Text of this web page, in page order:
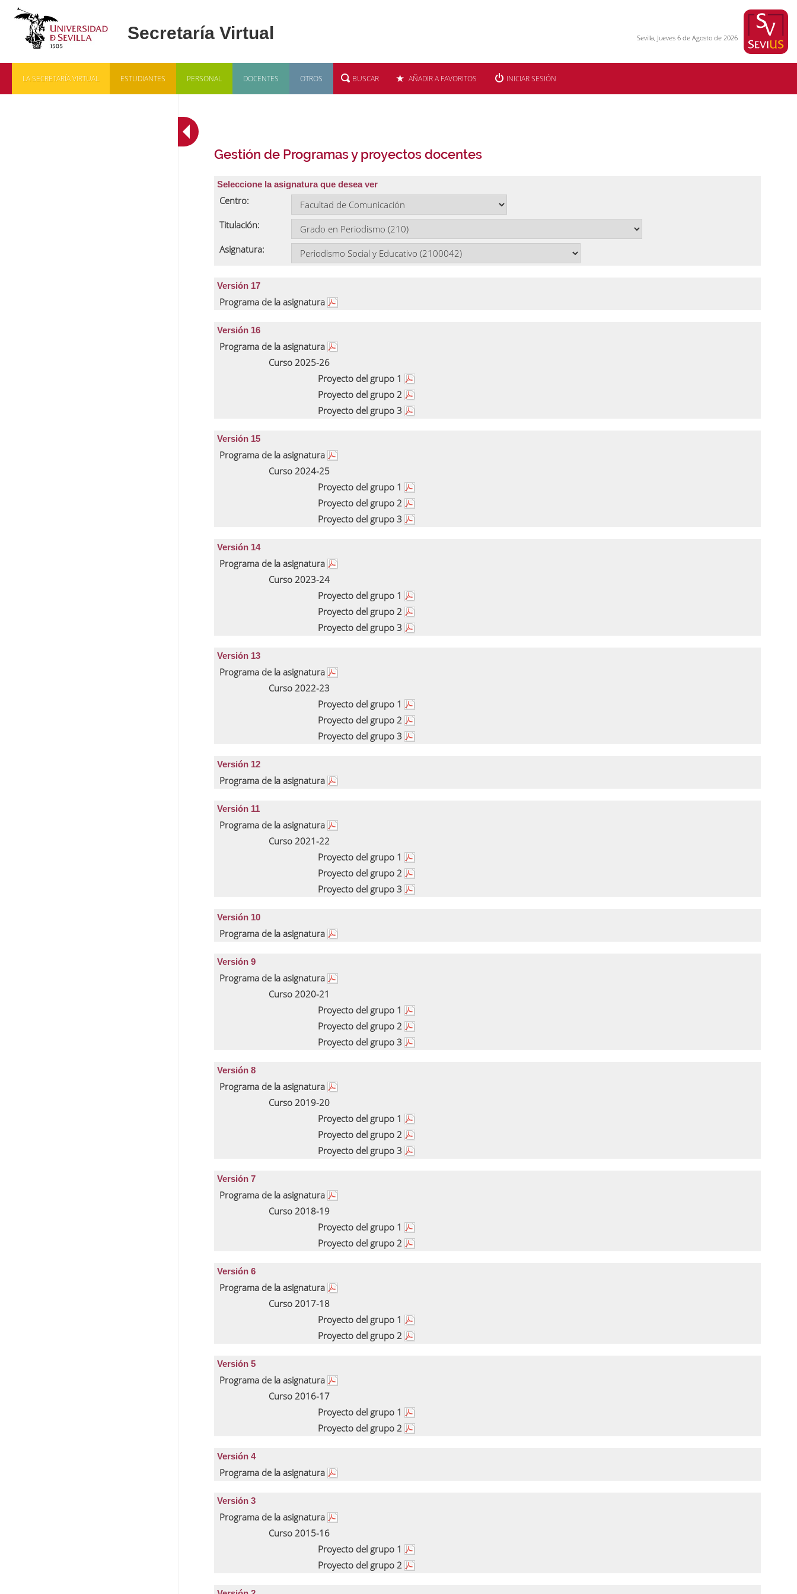
Sevilla, Jueves 6 de Agosto de 2026
LA SECRETARÍA VIRTUAL ESTUDIANTES PERSONAL DOCENTES OTROS BUSCAR AÑADIR A FAVORITOS INICIAR SESIÓN
Gestión de Programas y proyectos docentes
Seleccione la asignatura que desea ver
Centro:
Titulación:
Asignatura:
Versión 17
Programa de la asignatura
Versión 16
Programa de la asignatura
Curso 2025-26
Proyecto del grupo 1
Proyecto del grupo 2
Proyecto del grupo 3
Versión 15
Programa de la asignatura
Curso 2024-25
Proyecto del grupo 1
Proyecto del grupo 2
Proyecto del grupo 3
Versión 14
Programa de la asignatura
Curso 2023-24
Proyecto del grupo 1
Proyecto del grupo 2
Proyecto del grupo 3
Versión 13
Programa de la asignatura
Curso 2022-23
Proyecto del grupo 1
Proyecto del grupo 2
Proyecto del grupo 3
Versión 12
Programa de la asignatura
Versión 11
Programa de la asignatura
Curso 2021-22
Proyecto del grupo 1
Proyecto del grupo 2
Proyecto del grupo 3
Versión 10
Programa de la asignatura
Versión 9
Programa de la asignatura
Curso 2020-21
Proyecto del grupo 1
Proyecto del grupo 2
Proyecto del grupo 3
Versión 8
Programa de la asignatura
Curso 2019-20
Proyecto del grupo 1
Proyecto del grupo 2
Proyecto del grupo 3
Versión 7
Programa de la asignatura
Curso 2018-19
Proyecto del grupo 1
Proyecto del grupo 2
Versión 6
Programa de la asignatura
Curso 2017-18
Proyecto del grupo 1
Proyecto del grupo 2
Versión 5
Programa de la asignatura
Curso 2016-17
Proyecto del grupo 1
Proyecto del grupo 2
Versión 4
Programa de la asignatura
Versión 3
Programa de la asignatura
Curso 2015-16
Proyecto del grupo 1
Proyecto del grupo 2